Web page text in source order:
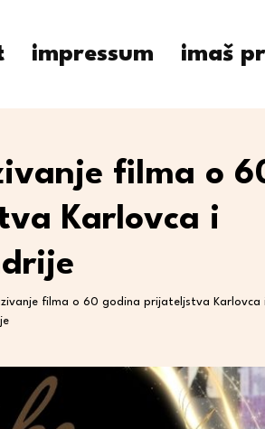
impressum imaš
filma o
Karlovca i
filma o 60 godina prijateljstva Karlovca